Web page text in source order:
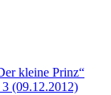
kleine Prinz“
(09.12.2012)